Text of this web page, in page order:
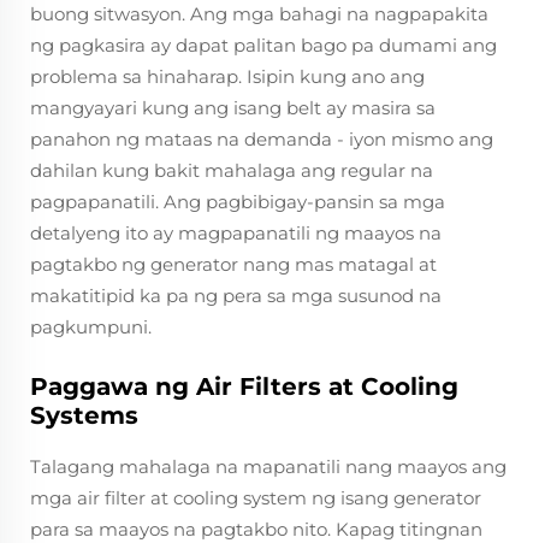
buong sitwasyon. Ang mga bahagi na nagpapakita
ng pagkasira ay dapat palitan bago pa dumami ang
problema sa hinaharap. Isipin kung ano ang
mangyayari kung ang isang belt ay masira sa
panahon ng mataas na demanda - iyon mismo ang
dahilan kung bakit mahalaga ang regular na
pagpapanatili. Ang pagbibigay-pansin sa mga
detalyeng ito ay magpapanatili ng maayos na
pagtakbo ng generator nang mas matagal at
makatitipid ka pa ng pera sa mga susunod na
pagkumpuni.
Paggawa ng Air Filters at Cooling
Systems
Talagang mahalaga na mapanatili nang maayos ang
mga air filter at cooling system ng isang generator
para sa maayos na pagtakbo nito. Kapag titingnan